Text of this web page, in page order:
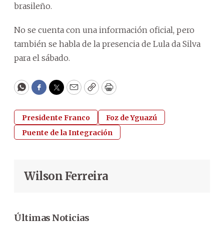
brasileño.
No se cuenta con una información oficial, pero
también se habla de la presencia de Lula da Silva
para el sábado.
WhatsApp
Facebook
Twitter
EmailCopyPrint
Presidente Franco
Foz de Yguazú
Puente de la Integración
Wilson Ferreira
Últimas Noticias